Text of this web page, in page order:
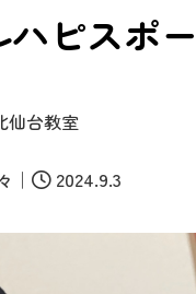
ハピスポ
仙台教室
｜ 2024.9.3